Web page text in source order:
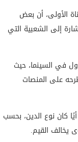
الأولى، أن بعض
إلى الشعبية التي
في السينما، حيث
على المنصات
كان نوع الدين، بحسب
يخالف القيم.